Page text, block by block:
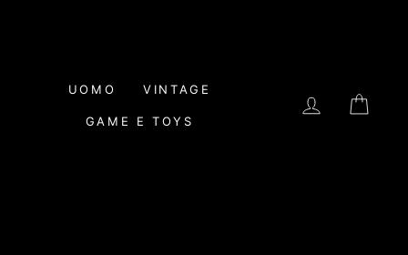
UOMO VINTAGE
GAME E TOYS
LOG IN